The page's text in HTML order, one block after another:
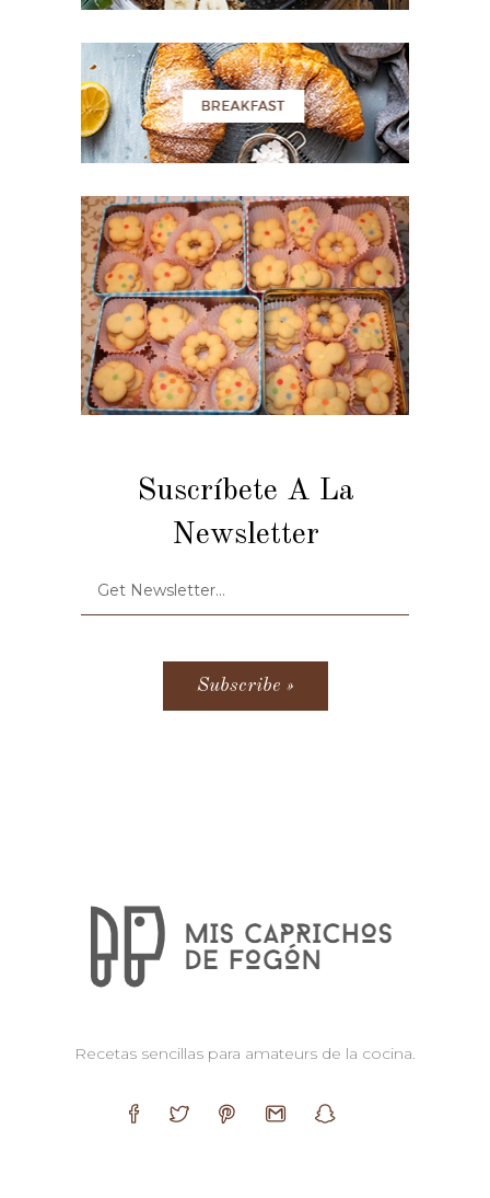
Suscríbete A La
Newsletter
Recetas sencillas para amateurs de la cocina.